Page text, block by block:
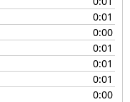
0:01
0:00
0:01
0:01
0:01
0:00